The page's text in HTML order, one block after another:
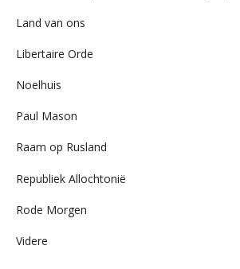
Land van ons
Libertaire Orde
Noelhuis
Paul Mason
Raam op Rusland
Republiek Allochtonië
Rode Morgen
Videre